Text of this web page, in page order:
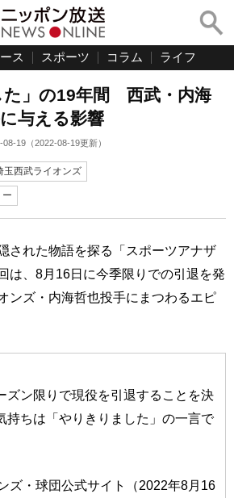
ス スポーツ コラム ライフ
た」の19年間 西武・内海
与える影響
08-19 （2022-08-19更新）
玉西武ライオンズ
ー
された物語を探る「スポーツアナザ
は、8月16日に今季限りでの引退を発
ンズ・内海哲也投手にまつわるエピ
ズン限りで現役を引退することを決
持ちは「やりきりました」の一言で
ズ・球団公式サイト（2022年8月16